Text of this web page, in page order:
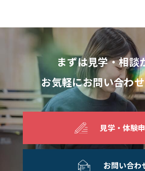
まずは見学・相談
お気軽にお問い合わ
見学・体験
お問い合わ